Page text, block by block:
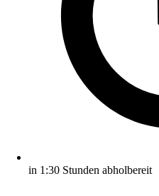
in 1:30 Stunden abholbereit